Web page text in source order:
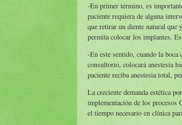
-En primer término, es
paciente requiera de alguna
que retirar un diente natural que
permita colocar los implantes.
-En este sentido, cuando la
consultorio, colocará anestesia
paciente reciba anestesia total,
La creciente demanda estética
implementación de los
el tiempo necesario en clínica